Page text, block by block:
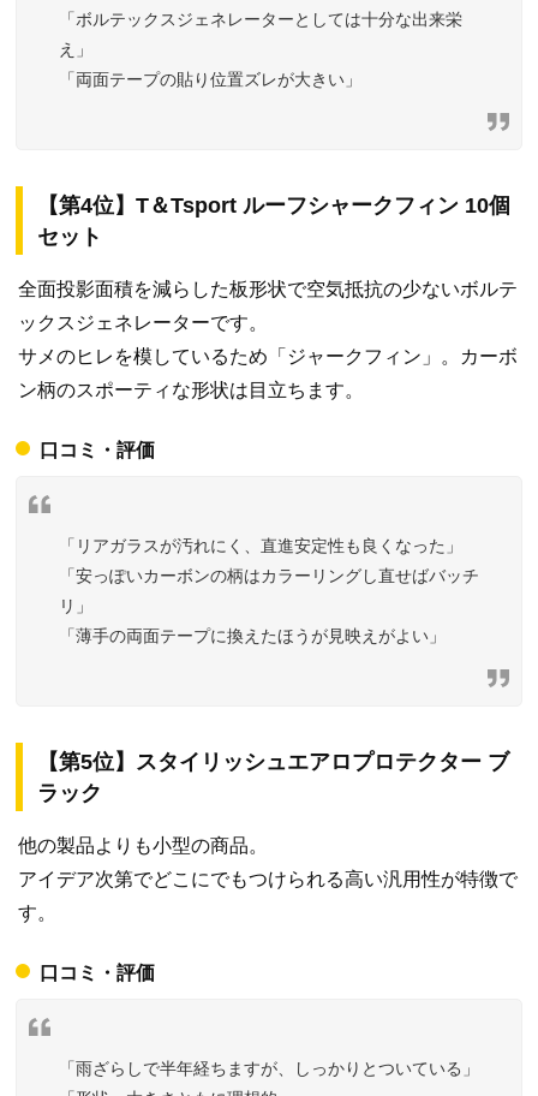
「ボルテックスジェネレーターとしては十分な出来栄
え」
「両面テープの貼り位置ズレが大きい」
【第4位】T＆Tsport ルーフシャークフィン 10個
セット
全面投影面積を減らした板形状で空気抵抗の少ないボルテ
ックスジェネレーターです。
サメのヒレを模しているため「ジャークフィン」。カーボ
ン柄のスポーティな形状は目立ちます。
口コミ・評価
「リアガラスが汚れにく、直進安定性も良くなった」
「安っぽいカーボンの柄はカラーリングし直せばバッチ
リ」
「薄手の両面テープに換えたほうが見映えがよい」
【第5位】スタイリッシュエアロプロテクター ブ
ラック
他の製品よりも小型の商品。
アイデア次第でどこにでもつけられる高い汎用性が特徴で
す。
口コミ・評価
「雨ざらしで半年経ちますが、しっかりとついている」